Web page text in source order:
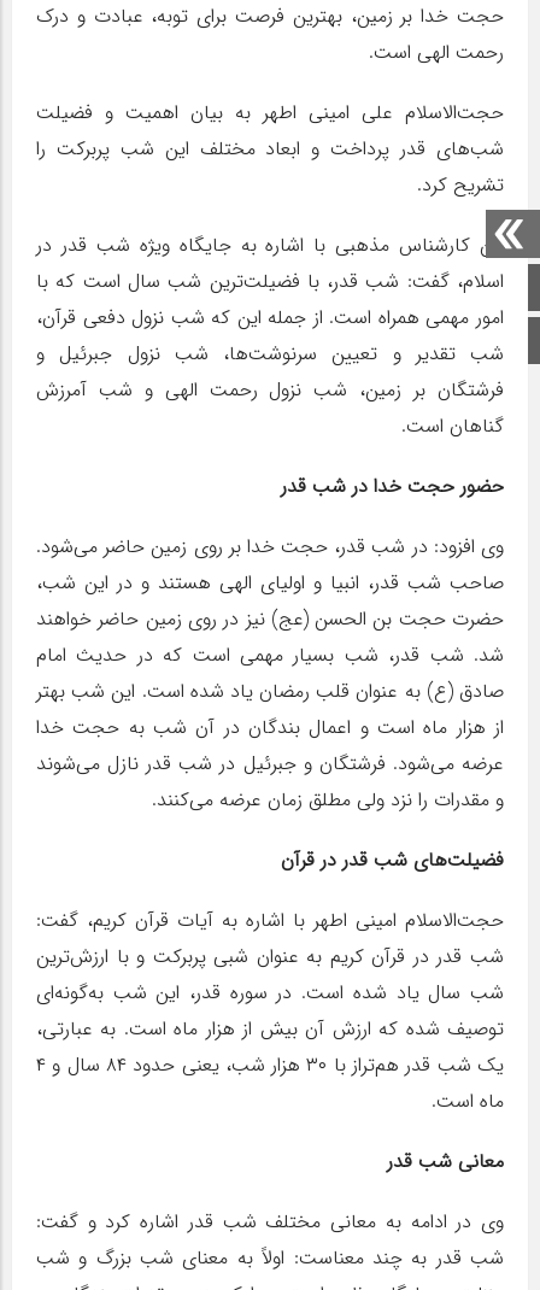
صفحه اصلی
اینستاگرام
حجت خدا بر زمین، بهترین فرصت برای توبه، عبادت و درک
رحمت الهی است.
حجت‌الاسلام علی امینی اطهر به بیان اهمیت و فضیلت
شب‌های قدر پرداخت و ابعاد مختلف این شب پربرکت را
تشریح کرد.
این کارشناس مذهبی با اشاره به جایگاه ویژه شب قدر در
اسلام، گفت: شب قدر، با فضیلت‌ترین شب سال است که با
امور مهمی همراه است. از جمله این که شب نزول دفعی قرآن،
شب تقدیر و تعیین سرنوشت‌ها، شب نزول جبرئیل و
فرشتگان بر زمین، شب نزول رحمت الهی و شب آمرزش
گناهان است.
حضور حجت خدا در شب قدر
وی افزود: در شب قدر، حجت خدا بر روی زمین حاضر می‌شود.
صاحب شب قدر، انبیا و اولیای الهی هستند و در این شب،
حضرت حجت بن الحسن (عج) نیز در روی زمین حاضر خواهند
شد. شب قدر، شب بسیار مهمی است که در حدیث امام
صادق (ع) به عنوان قلب رمضان یاد شده است. این شب بهتر
از هزار ماه است و اعمال بندگان در آن شب به حجت خدا
عرضه می‌شود. فرشتگان و جبرئیل در شب قدر نازل می‌شوند
و مقدرات را نزد ولی مطلق زمان عرضه می‌کنند.
فضیلت‌های شب قدر در قرآن
حجت‌الاسلام امینی اطهر با اشاره به آیات قرآن کریم، گفت:
شب قدر در قرآن کریم به عنوان شبی پربرکت و با ارزش‌ترین
شب سال یاد شده است. در سوره قدر، این شب به‌گونه‌ای
توصیف شده که ارزش آن بیش از هزار ماه است. به عبارتی،
یک شب قدر هم‌تراز با ۳۰ هزار شب، یعنی حدود ۸۴ سال و ۴
ماه است.
معانی شب قدر
وی در ادامه به معانی مختلف شب قدر اشاره کرد و گفت:
شب قدر به چند معناست: اولاً به معنای شب بزرگ و شب